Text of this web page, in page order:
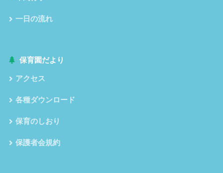
一日の流れ
保育園だより
アクセス
各種ダウンロード
保育のしおり
保護者会規約